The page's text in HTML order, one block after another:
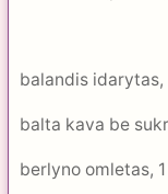
balandis idarytas,
balta kava be
berlyno omletas,